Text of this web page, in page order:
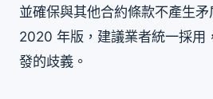
並確保與其他合約條款不產生
2020 年版，建議業者統一採用
發的歧義。